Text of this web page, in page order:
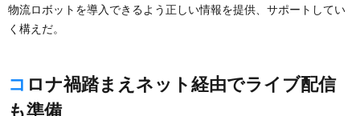
物流ロボットを導入できるよう正しい情報を提供、サポートしてい
く構えだ。
コロナ禍踏まえネット経由でライブ配信
も準備